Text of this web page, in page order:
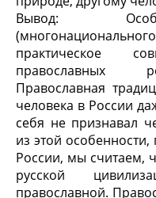
Вывод:
практическое
православных
Православная
человека в России
себя не признавал
из этой
России, мы считаем,
русской
православной.